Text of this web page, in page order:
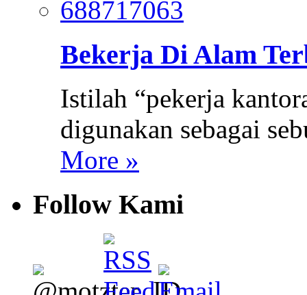
Bekerja Di Alam
Istilah “pekerja
digunakan sebagai
More »
Follow Kami